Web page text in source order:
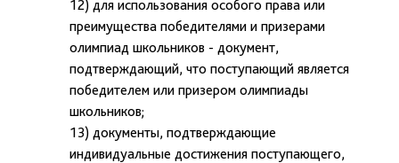
12) для использования особого права или
преимущества победителями и призерами
олимпиад школьников - документ,
подтверждающий, что поступающий является
победителем или призером олимпиады
школьников;
13) документы, подтверждающие
индивидуальные достижения поступающего,